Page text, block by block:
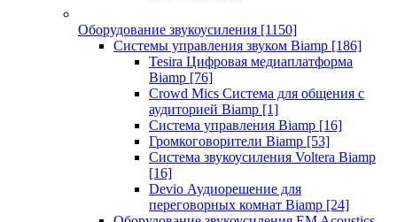
Оборудование звукоусиления [1150]
Системы управления звуком Biamp [186]
Tesira Цифровая медиаплатформа
Biamp [76]
Crowd Mics Система для общения с
аудиторией Biamp [1]
Система управления Biamp [16]
Громкоговорители Biamp [53]
Система звукоусиления Voltera Biamp
[16]
Devio Аудиорешение для
переговорных комнат Biamp [24]